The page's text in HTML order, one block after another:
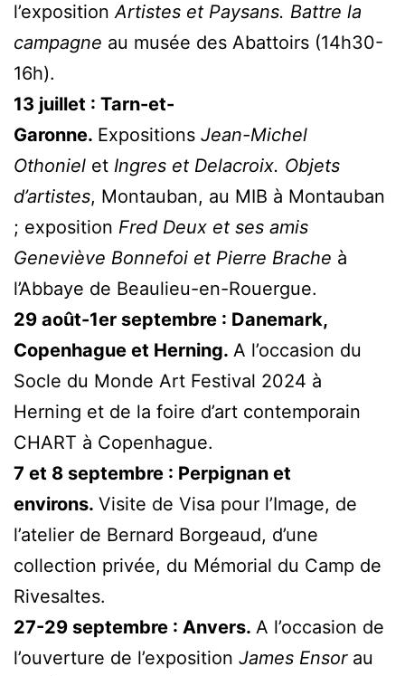
l’exposition Artistes et Paysans. Battre la
campagne au musée des Abattoirs (14h30-
16h).
13 juillet : Tarn-et-
Garonne. Expositions Jean-Michel
Othoniel et Ingres et Delacroix. Objets
d’artistes, Montauban, au MIB à Montauban
; exposition Fred Deux et ses amis
Geneviève Bonnefoi et Pierre Brache à
l’Abbaye de Beaulieu-en-Rouergue.
29 août-1er septembre : Danemark,
Copenhague et Herning. A l’occasion du
Socle du Monde Art Festival 2024 à
Herning et de la foire d’art contemporain
CHART à Copenhague.
7 et 8 septembre : Perpignan et
environs. Visite de Visa pour l’Image, de
l’atelier de Bernard Borgeaud, d’une
collection privée, du Mémorial du Camp de
Rivesaltes.
27-29 septembre : Anvers. A l’occasion de
l’ouverture de l’exposition James Ensor au